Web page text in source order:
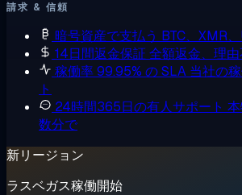
請求 & 信頼
暗号資産で支払う BTC、XMR
14日間返金保証 全額返金、理
稼働率 99.95% の SLA 当社の
ト
24時間365日の有人サポート
数分で
新リージョン
ラスベガス稼働開始